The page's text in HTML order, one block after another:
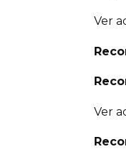
Ver
Ver